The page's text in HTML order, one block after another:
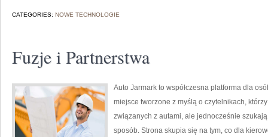
CATEGORIES: NOWE TECHNOLOGIE
Fuzje i Partnerstwa
Auto Jarmark to współczesna platforma dla
miejsce tworzone z myślą o czytelnikach,
związanych z autami, ale jednocześnie
sposób. Strona skupia się na tym, co dla